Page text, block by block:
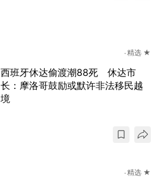
精选 ★
西班牙休达偷渡潮88死 休达市
长：摩洛哥鼓励或默许非法移民越
境
精选 ★